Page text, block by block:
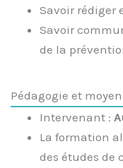
Savoir rédiger
Savoir
de la
Pédagogie et
Intervenant :
La formation
des études de